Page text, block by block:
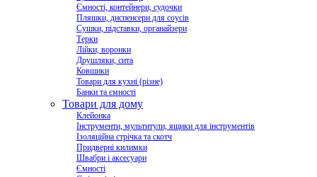
Ємності, контейнери, судочки
Пляшки, диспенсери для соусів
Сушки, підставки, органайзери
Терки
Лійки, воронки
Друшляки, сита
Ковшики
Товари для кухні (різне)
Банки та ємності
Товари для дому
Клейонка
Інструменти, мультитули, ящики для інструментів
Ізоляційна стрічка та скотч
Придверні килимки
Швабри і аксесуари
Ємності